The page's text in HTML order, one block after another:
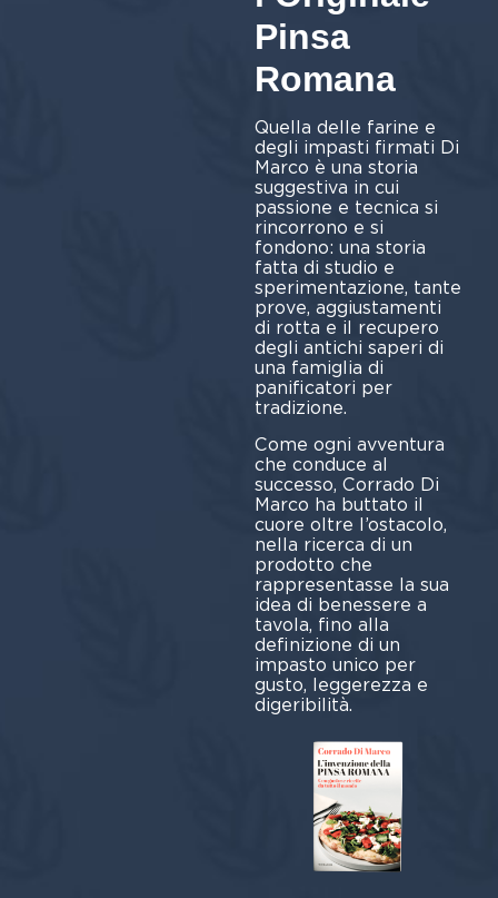
Pinsa
Romana
Quella delle farine e
degli impasti firmati Di
Marco è una storia
suggestiva in cui
passione e tecnica si
rincorrono e si
fondono: una storia
fatta di studio e
sperimentazione, tante
prove, aggiustamenti
di rotta e il recupero
degli antichi saperi di
una famiglia di
panificatori per
tradizione.
Come ogni avventura
che conduce al
successo, Corrado Di
Marco ha buttato il
cuore oltre l’ostacolo,
nella ricerca di un
prodotto che
rappresentasse la sua
idea di benessere a
tavola, fino alla
definizione di un
impasto unico per
gusto, leggerezza e
digeribilità.